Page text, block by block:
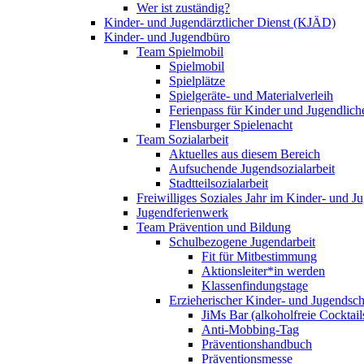
Wer ist zuständig?
Kinder- und Jugendärztlicher Dienst (KJÄD)
Kinder- und Jugendbüro
Team Spielmobil
Spielmobil
Spielplätze
Spielgeräte- und Materialverleih
Ferienpass für Kinder und
Flensburger Spielenacht
Team Sozialarbeit
Aktuelles aus diesem Bereich
Aufsuchende Jugendsozialarbeit
Stadtteilsozialarbeit
Freiwilliges Soziales Jahr im Kinder- und
Jugendferienwerk
Team Prävention und Bildung
Schulbezogene Jugendarbeit
Fit für Mitbestimmung
Aktionsleiter*in werden
Klassenfindungstage
Erzieherischer Kinder- und
JiMs Bar (alkoholfreie
Anti-Mobbing-Tag
Präventionshandbuch
Präventionsmesse